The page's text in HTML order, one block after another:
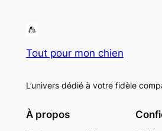
Tout pour mon chien
L’univers dédié à votre fidèle
À propos